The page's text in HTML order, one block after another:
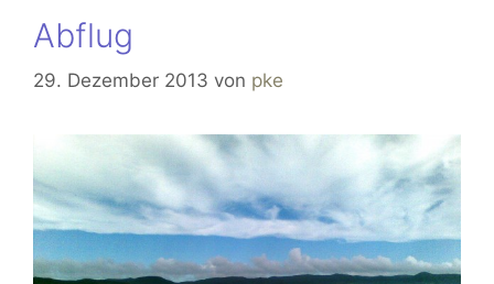
Abflug
29. Dezember 2013 von pke